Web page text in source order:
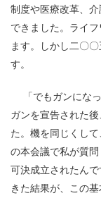
制度や医療改革、
できました。ライ
ます。しかし二〇
す。
「でもガンにな
ガンを宣告された
た。機を同じくし
の本会議で私が質
可決成立されたん
きた結果が、この